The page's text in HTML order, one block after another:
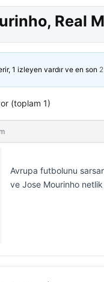
Real
1 izleyen vardır ve en son
(toplam 1)
Avrupa futbolunu
ve Jose Mourinho netlik